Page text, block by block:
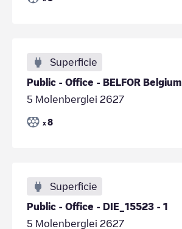
Superficie
Public - Office - BELFOR Belgium
5 Molenberglei 2627
x 8
Superficie
Public - Office - DIE_15523 - 1
5 Molenberglei 2627